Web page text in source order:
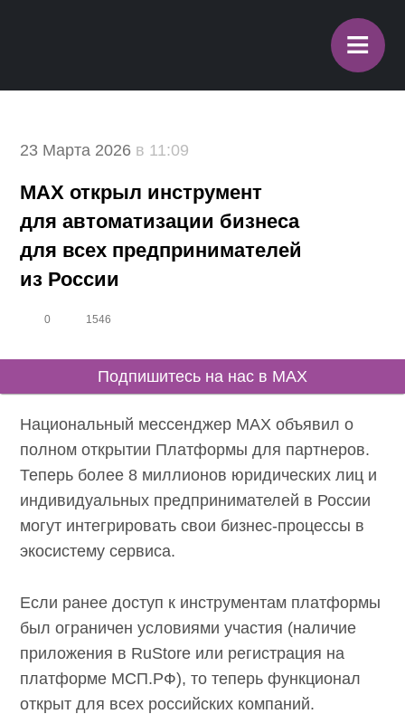
≡
23 Марта 2026 в 11:09
MAX открыл инструмент
для автоматизации бизнеса
для всех предпринимателей
из России
0 1546
Подпишитесь на нас в MAX
Национальный мессенджер MAX объявил о
полном открытии Платформы для партнеров.
Теперь более 8 миллионов юридических лиц и
индивидуальных предпринимателей в России
могут интегрировать свои бизнес-процессы в
экосистему сервиса.
Если ранее доступ к инструментам платформы
был ограничен условиями участия (наличие
приложения в RuStore или регистрация на
платформе МСП.РФ), то теперь функционал
открыт для всех российских компаний.